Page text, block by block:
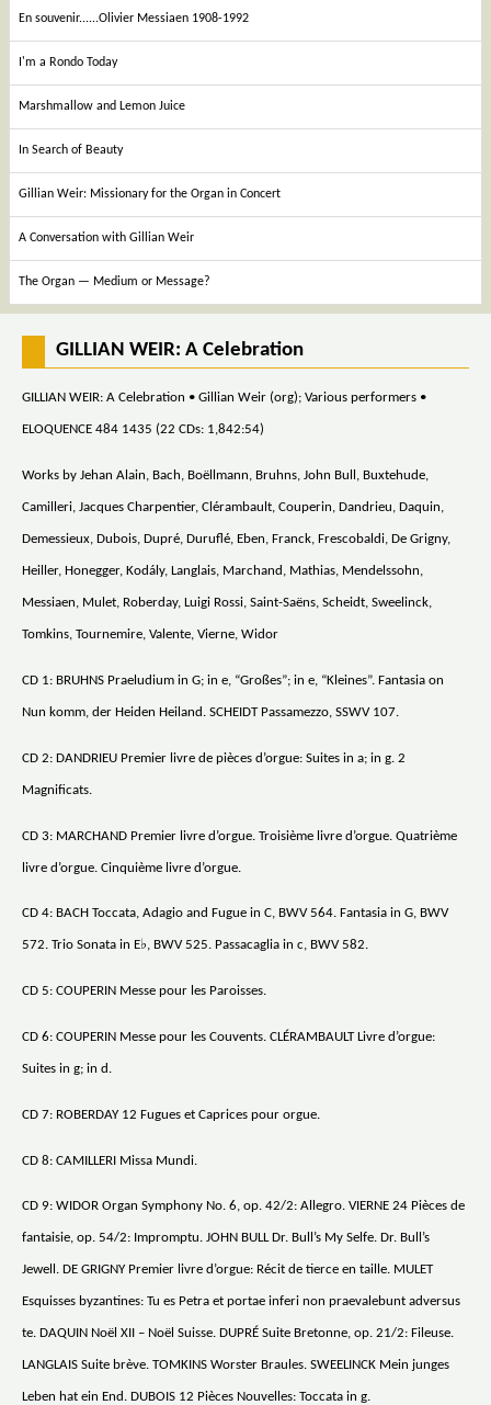
En souvenir......Olivier Messiaen 1908-1992
I'm a Rondo Today
Marshmallow and Lemon Juice
In Search of Beauty
Gillian Weir: Missionary for the Organ in Concert
A Conversation with Gillian Weir
The Organ — Medium or Message?
GILLIAN WEIR: A Celebration
GILLIAN WEIR: A Celebration • Gillian Weir (org); Various performers •
ELOQUENCE 484 1435 (22 CDs: 1,842:54)
Works by Jehan Alain, Bach, Boëllmann, Bruhns, John Bull, Buxtehude,
Camilleri, Jacques Charpentier, Clérambault, Couperin, Dandrieu, Daquin,
Demessieux, Dubois, Dupré, Duruflé, Eben, Franck, Frescobaldi, De Grigny,
Heiller, Honegger, Kodály, Langlais, Marchand, Mathias, Mendelssohn,
Messiaen, Mulet, Roberday, Luigi Rossi, Saint-Saëns, Scheidt, Sweelinck,
Tomkins, Tournemire, Valente, Vierne, Widor
CD 1: BRUHNS Praeludium in G; in e, “Großes”; in e, “Kleines”. Fantasia on
Nun komm, der Heiden Heiland. SCHEIDT Passamezzo, SSWV 107.
CD 2: DANDRIEU Premier livre de pièces d’orgue: Suites in a; in g. 2
Magnificats.
CD 3: MARCHAND Premier livre d’orgue. Troisième livre d’orgue. Quatrième
livre d’orgue. Cinquième livre d’orgue.
CD 4: BACH Toccata, Adagio and Fugue in C, BWV 564. Fantasia in G, BWV
572. Trio Sonata in E♭, BWV 525. Passacaglia in c, BWV 582.
CD 5: COUPERIN Messe pour les Paroisses.
CD 6: COUPERIN Messe pour les Couvents. CLÉRAMBAULT Livre d’orgue:
Suites in g; in d.
CD 7: ROBERDAY 12 Fugues et Caprices pour orgue.
CD 8: CAMILLERI Missa Mundi.
CD 9: WIDOR Organ Symphony No. 6, op. 42/2: Allegro. VIERNE 24 Pièces de
fantaisie, op. 54/2: Impromptu. JOHN BULL Dr. Bull’s My Selfe. Dr. Bull’s
Jewell. DE GRIGNY Premier livre d’orgue: Récit de tierce en taille. MULET
Esquisses byzantines: Tu es Petra et portae inferi non praevalebunt adversus
te. DAQUIN Noël XII – Noël Suisse. DUPRÉ Suite Bretonne, op. 21/2: Fileuse.
LANGLAIS Suite brève. TOMKINS Worster Braules. SWEELINCK Mein junges
Leben hat ein End. DUBOIS 12 Pièces Nouvelles: Toccata in g.